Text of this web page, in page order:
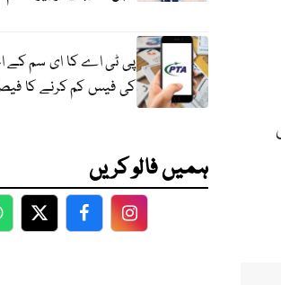
پی ٹی اے کا ای سم کے
کی فیس کم کرنے کا
ہمیں فالو کریں
TwitterFacebookFacebook